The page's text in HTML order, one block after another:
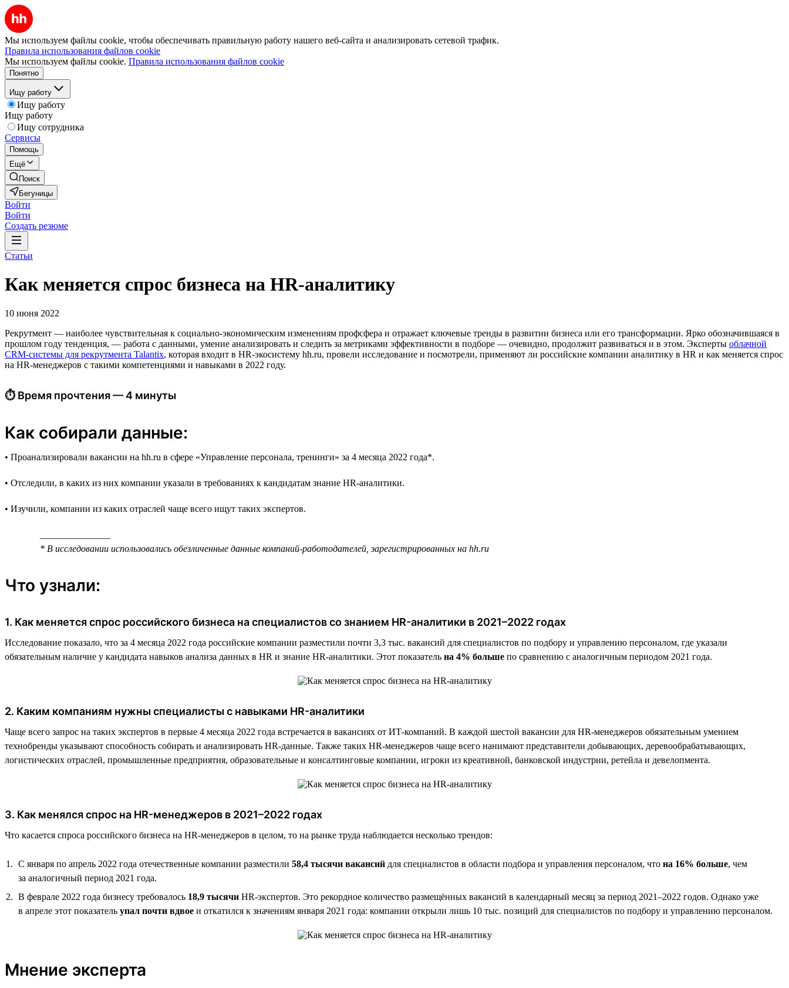
Мы используем файлы cookie, чтобы обеспечивать правильную работу нашего веб-сайта и анализировать сетевой трафик.
Правила использования файлов cookie
Мы используем файлы cookie. Правила использования файлов cookie
Понятно
Ищу работу
Ищу работу
Ищу работу
Ищу сотрудника
Сервисы
Помощь
Ещё
Поиск
Бегуницы
Войти
Войти
Создать резюме
Статьи
Как меняется спрос бизнеса на HR-аналитику
10 июня 2022
Рекрутмент — наиболее чувствительная к социально-экономическим изменениям профсфера и отражает ключевые тренды в развитии бизнеса или его трансформации. Ярко обозначившаяся в
прошлом году тенденция, — работа c данными, умение анализировать и следить за метриками эффективности в подборе — очевидно, продолжит развиваться и в этом. Эксперты облачной
CRM-системы для рекрутмента Talantix, которая входит в HR-экосистему hh.ru, провели исследование и посмотрели, применяют ли российские компании аналитику в HR и как меняется спрос
на HR-менеджеров с такими компетенциями и навыками в 2022 году.
⏱ Время прочтения — 4 минуты
Как собирали данные:
• Проанализировали вакансии на hh.ru в сфере «Управление персонала, тренинги» за 4 месяца 2022 года*.
• Отследили, в каких из них компании указали в требованиях к кандидатам знание HR-аналитики.
• Изучили, компании из каких отраслей чаще всего ищут таких экспертов.
* В исследовании использовались обезличенные данные компаний-работодателей, зарегистрированных на hh.ru
Что узнали:
1. Как меняется спрос российского бизнеса на специалистов со знанием HR-аналитики в 2021–2022 годах
Исследование показало, что за 4 месяца 2022 года российские компании разместили почти 3,3 тыс. вакансий для специалистов по подбору и управлению персоналом, где указали
обязательным наличие у кандидата навыков анализа данных в HR и знание HR-аналитики. Этот показатель на 4% больше по сравнению с аналогичным периодом 2021 года.
2. Каким компаниям нужны специалисты с навыками HR-аналитики
Чаще всего запрос на таких экспертов в первые 4 месяца 2022 года встречается в вакансиях от ИТ-компаний. В каждой шестой вакансии для HR-менеджеров обязательным умением
технобренды указывают способность собирать и анализировать HR-данные. Также таких HR-менеджеров чаще всего нанимают представители добывающих, деревообрабатывающих,
логистических отраслей, промышленные предприятия, образовательные и консалтинговые компании, игроки из креативной, банковской индустрии, ретейла и девелопмента.
3. Как менялся спрос на HR-менеджеров в 2021–2022 годах
Что касается спроса российского бизнеса на HR-менеджеров в целом, то на рынке труда наблюдается несколько трендов:
С января по апрель 2022 года отечественные компании разместили 58,4 тысячи вакансий для специалистов в области подбора и управления персоналом, что на 16% больше, чем
за аналогичный период 2021 года.
В феврале 2022 года бизнесу требовалось 18,9 тысячи HR-экспертов. Это рекордное количество размещённых вакансий в календарный месяц за период 2021–2022 годов. Однако уже
в апреле этот показатель упал почти вдвое и откатился к значениям января 2021 года: компании открыли лишь 10 тыс. позиций для специалистов по подбору и управлению персоналом.
Мнение эксперта